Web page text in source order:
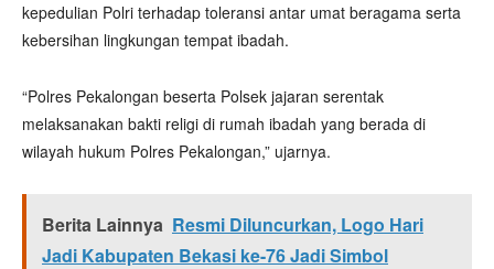
kepedulian Polri terhadap toleransi antar umat beragama serta
kebersihan lingkungan tempat ibadah.
“Polres Pekalongan beserta Polsek jajaran serentak
melaksanakan bakti religi di rumah ibadah yang berada di
wilayah hukum Polres Pekalongan,” ujarnya.
Berita Lainnya Resmi Diluncurkan, Logo Hari
Jadi Kabupaten Bekasi ke-76 Jadi Simbol